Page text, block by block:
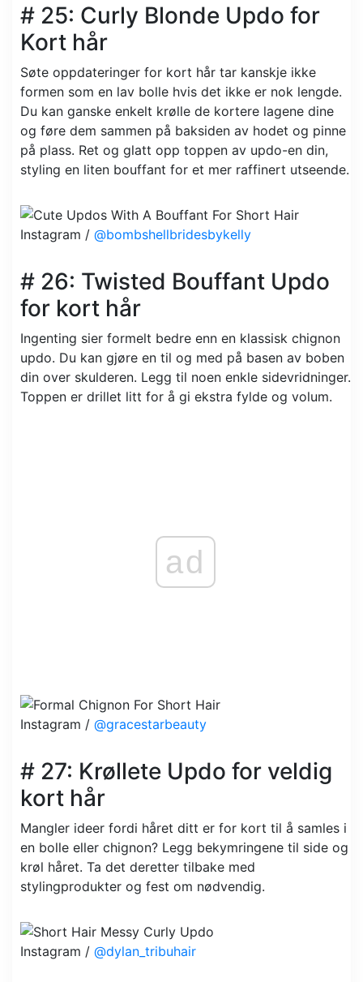
# 25: Curly Blonde Updo for
Kort hår
Søte oppdateringer for kort hår tar kanskje ikke
formen som en lav bolle hvis det ikke er nok lengde.
Du kan ganske enkelt krølle de kortere lagene dine
og føre dem sammen på baksiden av hodet og pinne
på plass. Ret og glatt opp toppen av updo-en din,
styling en liten bouffant for et mer raffinert utseende.
Instagram / @bombshellbridesbykelly
# 26: Twisted Bouffant Updo
for kort hår
Ingenting sier formelt bedre enn en klassisk chignon
updo. Du kan gjøre en til og med på basen av boben
din over skulderen. Legg til noen enkle sidevridninger.
Toppen er drillet litt for å gi ekstra fylde og volum.
ad
Instagram / @gracestarbeauty
# 27: Krøllete Updo for veldig
kort hår
Mangler ideer fordi håret ditt er for kort til å samles i
en bolle eller chignon? Legg bekymringene til side og
krøl håret. Ta det deretter tilbake med
stylingprodukter og fest om nødvendig.
Instagram / @dylan_tribuhair